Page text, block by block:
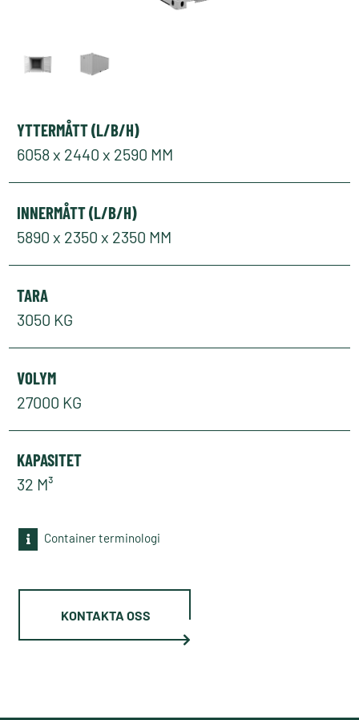
YTTERMÅTT (L/B/H)
6058 x 2440 x 2590 MM
INNERMÅTT (L/B/H)
5890 x 2350 x 2350 MM
TARA
3050 KG
VOLYM
27000 KG
KAPASITET
32 M³
Container terminologi
KONTAKTA OSS